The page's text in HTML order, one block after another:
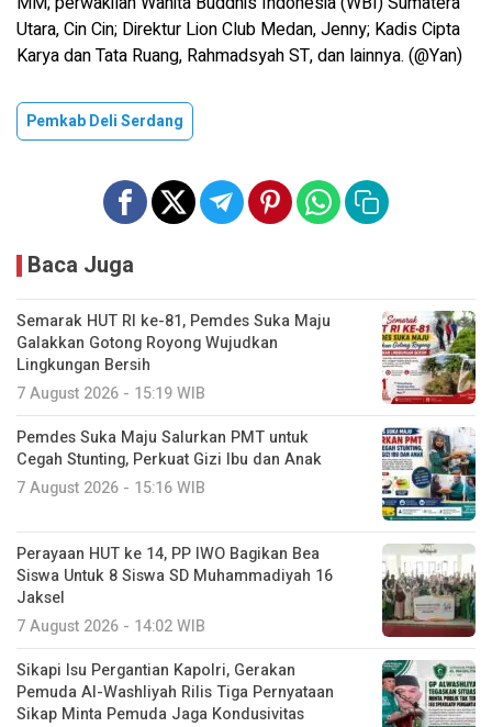
Utara, Cin Cin; Direktur Lion Club Medan, Jenny; Kadis Cipta
Karya dan Tata Ruang, Rahmadsyah ST, dan lainnya. (@Yan)
Pemkab Deli Serdang
Baca Juga
Semarak HUT RI ke-81, Pemdes Suka Maju
Galakkan Gotong Royong Wujudkan
Lingkungan Bersih
7 August 2026 - 15:19 WIB
Pemdes Suka Maju Salurkan PMT untuk
Cegah Stunting, Perkuat Gizi Ibu dan Anak
7 August 2026 - 15:16 WIB
Perayaan HUT ke 14, PP IWO Bagikan Bea
Siswa Untuk 8 Siswa SD Muhammadiyah 16
Jaksel
7 August 2026 - 14:02 WIB
Sikapi Isu Pergantian Kapolri, Gerakan
Pemuda Al-Washliyah Rilis Tiga Pernyataan
Sikap Minta Pemuda Jaga Kondusivitas